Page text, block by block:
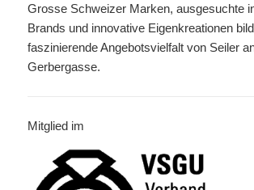
Grosse Schweizer Marken, ausgesuchte
Brands und innovative Eigenkreationen
faszinierende Angebotsvielfalt von Seiler
Gerbergasse.
Mitglied im